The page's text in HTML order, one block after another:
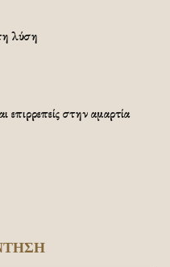
λύση
επιρρεπείς στην αμαρτία